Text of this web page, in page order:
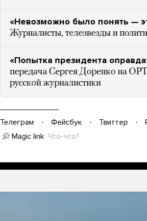
«Невозможно было понять —
Журналисты, телезвезды и
«Попытка президента
передача Сергея Доренко на
русской журналистики
Телеграм Фейсбук Твиттер
Magic link Что-что?